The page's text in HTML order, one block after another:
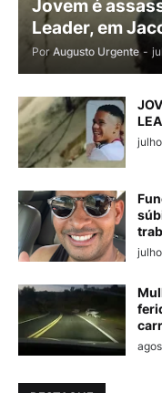
Jovem é
Leader, em
Por Augusto Urgente -